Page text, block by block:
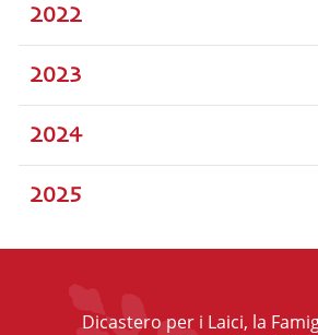
2022
2023
2024
2025
Dicastero per i Laici, la